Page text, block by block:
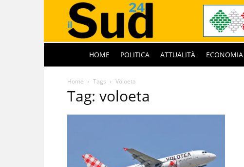
HOME POLITICA ATTUALITÀ ECONOMIA
Home Tags Voloeta
Tag: voloeta